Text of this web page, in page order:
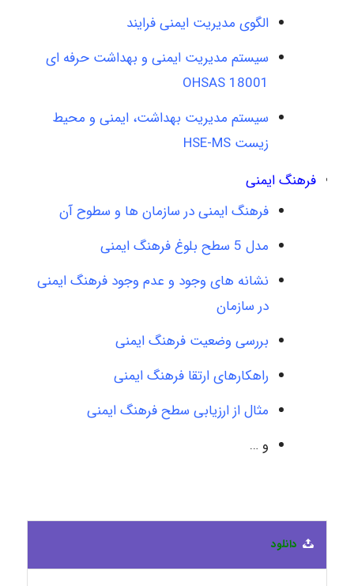
الگوی مدیریت ایمنی فرایند
سیستم مدیریت ایمنی و بهداشت حرفه ای
OHSAS 18001
سیستم مدیریت بهداشت، ایمنی و محیط
زیست HSE-MS
فرهنگ ایمنی
فرهنگ ایمنی در سازمان ها و سطوح آن
مدل 5 سطح بلوغ فرهنگ ایمنی
نشانه های وجود و عدم وجود فرهنگ ایمنی
در سازمان
بررسی وضعیت فرهنگ ایمنی
راهکارهای ارتقا فرهنگ ایمنی
مثال از ارزیابی سطح فرهنگ ایمنی
و …
دانلود